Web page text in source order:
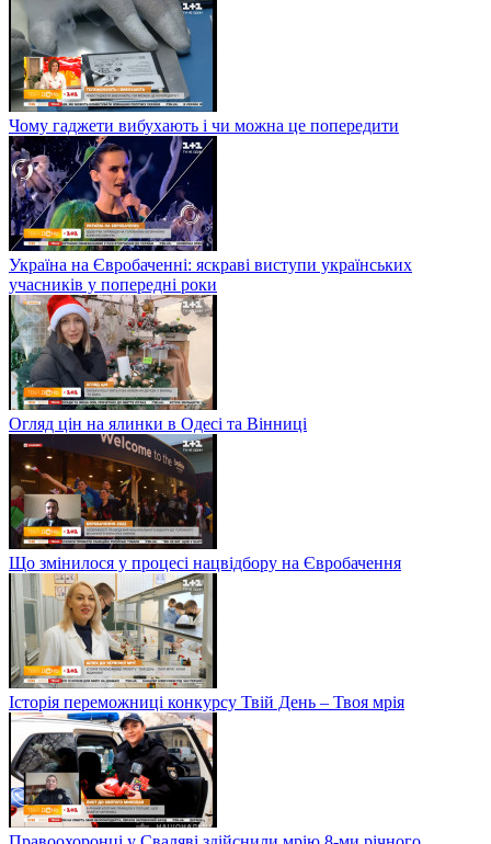
Чому гаджети вибухають і чи можна це попередити
Україна на Євробаченні: яскраві виступи українських
учасників у попередні роки
Огляд цін на ялинки в Одесі та Вінниці
Що змінилося у процесі нацвідбору на Євробачення
Історія переможниці конкурсу Твій День – Твоя мрія